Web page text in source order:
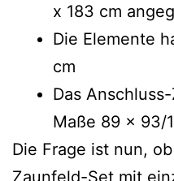
x 183 cm
Die Elemente
cm
Das
Maße 89 x 93/
Die Frage ist nun,